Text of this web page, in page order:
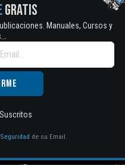
GRATIS
Manuales, Cursos y
Seguridad de su Email.